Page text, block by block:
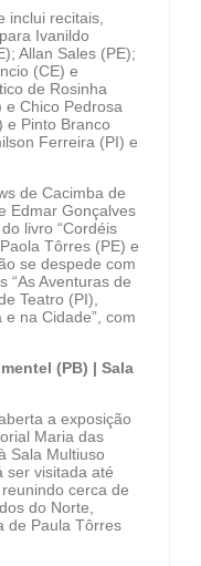
inclui recitais,
Ivanildo
Allan Sales (PE);
(CE) e
de Rosinha
e Chico Pedrosa
e Pinto Branco
Ferreira (PI) e
de Cacimba de
Edmar Gonçalves
livro “Cordéis
Tôrres (PE) e
se despede com
“As Aventuras de
Teatro (PI),
na Cidade”, com
(PB) | Sala
a exposição
Maria das
Sala Multiuso
ser visitada até
cerca de
do Norte,
de Paula Tôrres